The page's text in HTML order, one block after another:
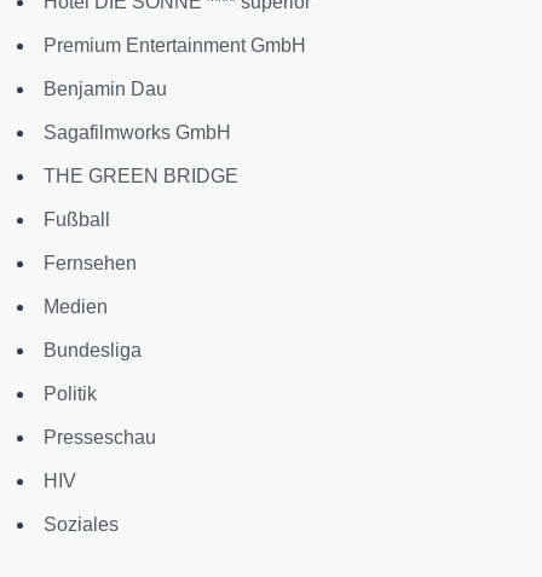
Premium Entertainment GmbH
Benjamin Dau
Sagafilmworks GmbH
THE GREEN BRIDGE
Fußball
Fernsehen
Medien
Bundesliga
Politik
Presseschau
HIV
Soziales